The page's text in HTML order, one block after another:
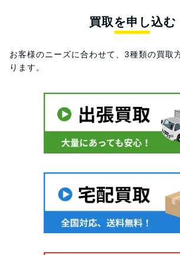
買取を申し込む
お客様のニーズに合わせて、3種類の買取
ります。